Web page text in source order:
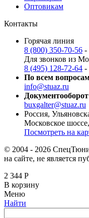
Оптовикам
Контакты
Горячая линия
8 (800) 350-70-56 -
Для звонков из
8 (495) 128-72-64 -
По всем
info@stuaz.ru
Документооборот
buxgalter@stuaz.ru
Россия,
Московское
Посмотреть на
© 2004 - 2026
на сайте, не является
2 344 Р
В корзину
Меню
Найти